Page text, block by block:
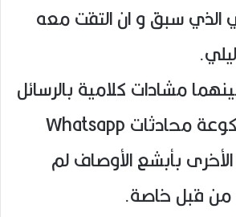
الذي سبق و ان التقت معه
مشادات كلامية بالرسائل
الخاصة في مجكوعة محادثات Whatsapp
بأبشع الأوصاف لم
من قبل خاصة.